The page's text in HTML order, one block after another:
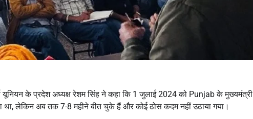
यूनियन के प्रदेश अध्यक्ष रेशम सिंह ने कहा कि 1 जुलाई 2024 को Punjab के मुख्यमंत्री
था, लेकिन अब तक 7-8 महीने बीत चुके हैं और कोई ठोस कदम नहीं उठाया गया।